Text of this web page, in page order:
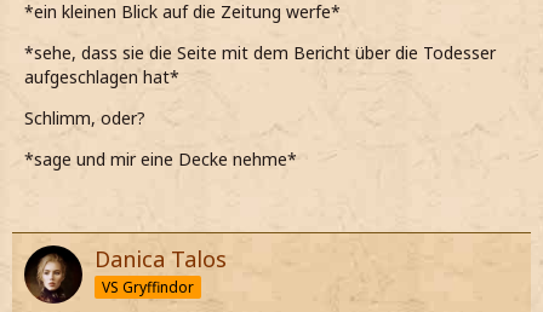
*ein kleinen Blick auf die Zeitung werfe*
*sehe, dass sie die Seite mit dem Bericht über die Todesser
aufgeschlagen hat*
Schlimm, oder?
*sage und mir eine Decke nehme*
Danica Talos
VS Gryffindor